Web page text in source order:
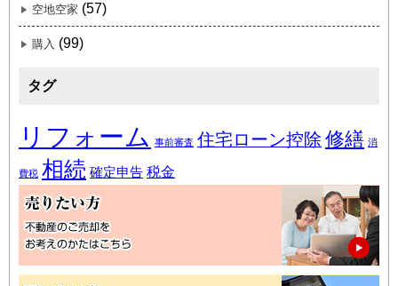
空地空家 (57)
購入 (99)
タグ
リフォーム 事前審査 住宅ローン控除 修繕 消
費税 相続 確定申告 税金